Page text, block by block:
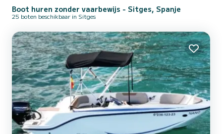
Boot huren zonder vaarbewijs - Sitges, Spanje
25 boten beschikbaar in Sitges